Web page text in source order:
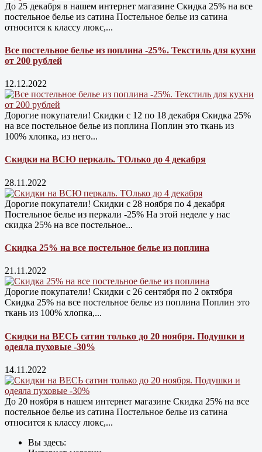
До 25 декабря в нашем интернет магазине Cкидка 25% на все
постельное белье из сатина Постельное белье из сатина
относится к классу люкс,...
Все постельное белье из поплина -25%. Текстиль для кухни
от 200 рублей
12.12.2022
Дорогие покупатели! Скидки с 12 по 18 декабря Скидка 25%
на все постельное белье из поплина Поплин это ткань из
100% хлопка, из него...
Скидки на ВСЮ перкаль. ТОлько до 4 декабря
28.11.2022
Дорогие покупатели! Скидки с 28 ноября по 4 декабря
Постельное белье из перкали -25% На этой неделе у нас
скидка 25% на все постельное...
Скидка 25% на все постельное белье из поплина
21.11.2022
Дорогие покупатели! Скидки с 26 сентября по 2 октября
Скидка 25% на все постельное белье из поплина Поплин это
ткань из 100% хлопка,...
Скидки на ВЕСЬ сатин только до 20 ноября. Подушки и
одеяла пуховые -30%
14.11.2022
До 20 ноября в нашем интернет магазине Cкидка 25% на все
постельное белье из сатина Постельное белье из сатина
относится к классу люкс,...
Вы здесь: